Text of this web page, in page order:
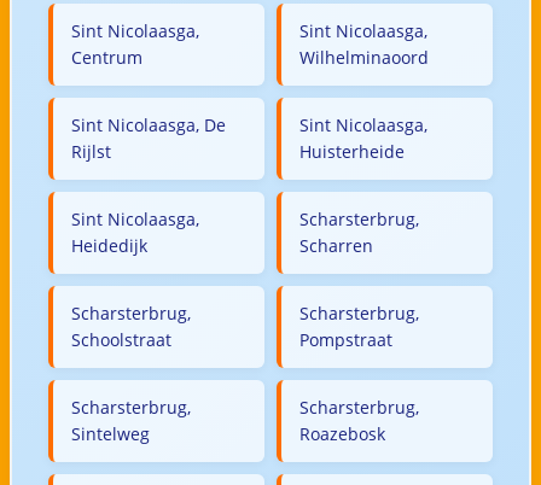
Sint Nicolaasga,
Centrum
Sint Nicolaasga,
Wilhelminaoord
Sint Nicolaasga, De
Rijlst
Sint Nicolaasga,
Huisterheide
Sint Nicolaasga,
Heidedijk
Scharsterbrug,
Scharren
Scharsterbrug,
Schoolstraat
Scharsterbrug,
Pompstraat
Scharsterbrug,
Sintelweg
Scharsterbrug,
Roazebosk